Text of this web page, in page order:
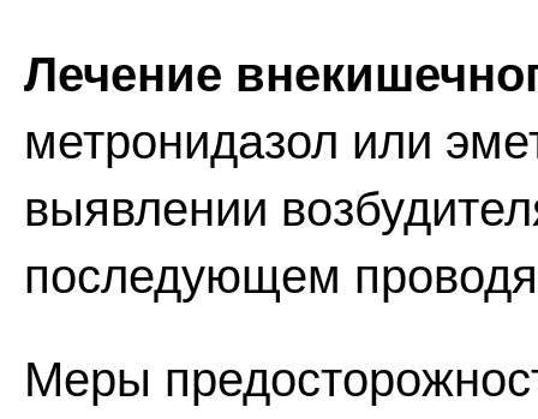
Лечение
метронидазол или
выявлении
последующем
Меры